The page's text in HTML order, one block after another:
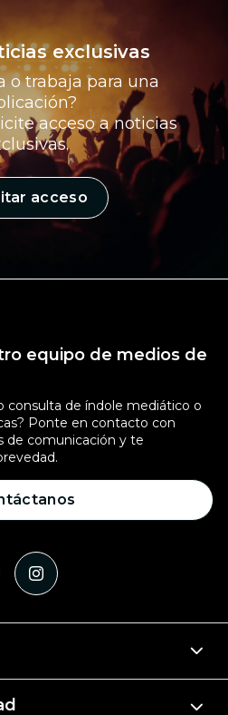
exclusivas
o trabaja para una
acceso a noticias
acceso
equipo de medios de
consulta de índole mediático o
Ponte en contacto con
de comunicación y te